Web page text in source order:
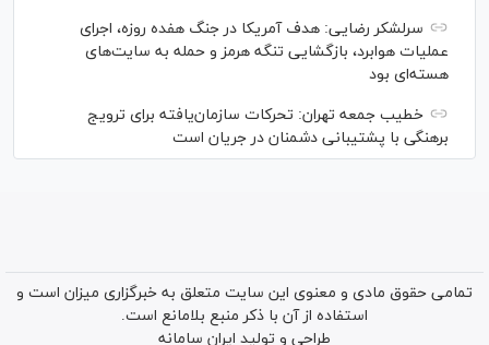
سرلشکر رضایی: هدف آمریکا در جنگ هفده روزه، اجرای
عملیات هوابرد، بازگشایی تنگه هرمز و حمله به سایت‌های
هسته‌ای بود
خطیب جمعه تهران: تحرکات سازمان‌یافته برای ترویج
برهنگی با پشتیبانی دشمنان در جریان است
تمامی حقوق مادی و معنوی این سایت متعلق به خبرگزاری میزان است و
استفاده از آن با ذکر منبع بلامانع است.
طراحی و تولید ایران سامانه